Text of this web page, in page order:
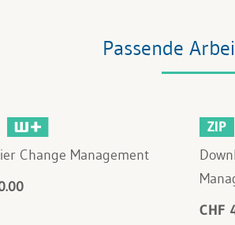
Passende
Change Management
ZIP
CHF